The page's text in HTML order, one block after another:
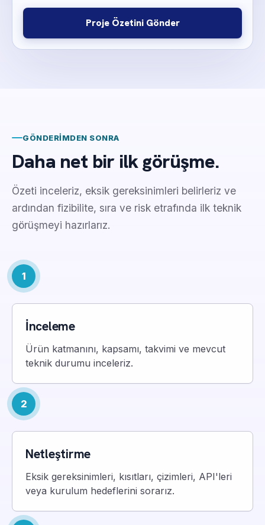
Proje Özetini Gönder
GÖNDERIMDEN SONRA
Daha net bir ilk görüşme.
Özeti inceleriz, eksik gereksinimleri belirleriz ve
ardından fizibilite, sıra ve risk etrafında ilk teknik
görüşmeyi hazırlarız.
1
İnceleme
Ürün katmanını, kapsamı, takvimi ve mevcut
teknik durumu inceleriz.
2
Netleştirme
Eksik gereksinimleri, kısıtları, çizimleri, API'leri
veya kurulum hedeflerini sorarız.